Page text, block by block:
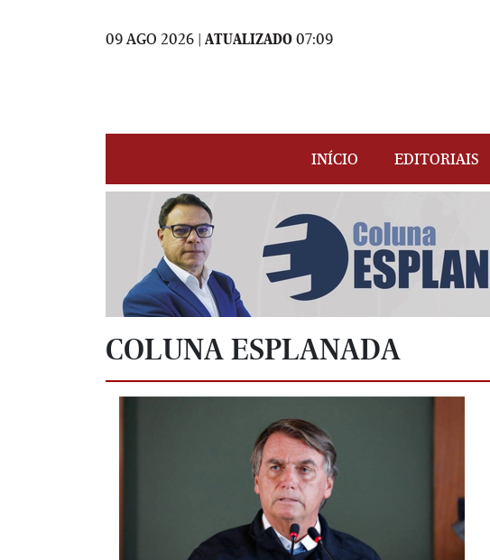
09 AGO 2026 | ATUALIZADO 07:09
INÍCIO EDITORIAIS
COLUNA ESPLANADA